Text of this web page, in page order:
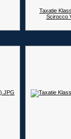
Taxatie
Scirocco